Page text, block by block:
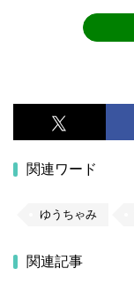
関連ワード
ゆうちゃみ
関連記事